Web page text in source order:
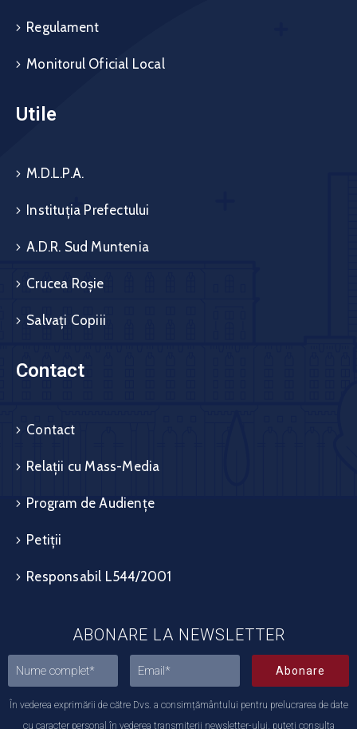
Regulament
Monitorul Oficial Local
Utile
M.D.L.P.A.
Instituția Prefectului
A.D.R. Sud Muntenia
Crucea Roșie
Salvați Copiii
Contact
Contact
Relații cu Mass-Media
Program de Audiențe
Petiții
Responsabil L544/2001
ABONARE LA NEWSLETTER
Abonare
În vederea exprimării de către Dvs. a consimțământului pentru prelucrarea de date
cu caracter personal în vederea transmiterii newsletter-ului, puteți consulta